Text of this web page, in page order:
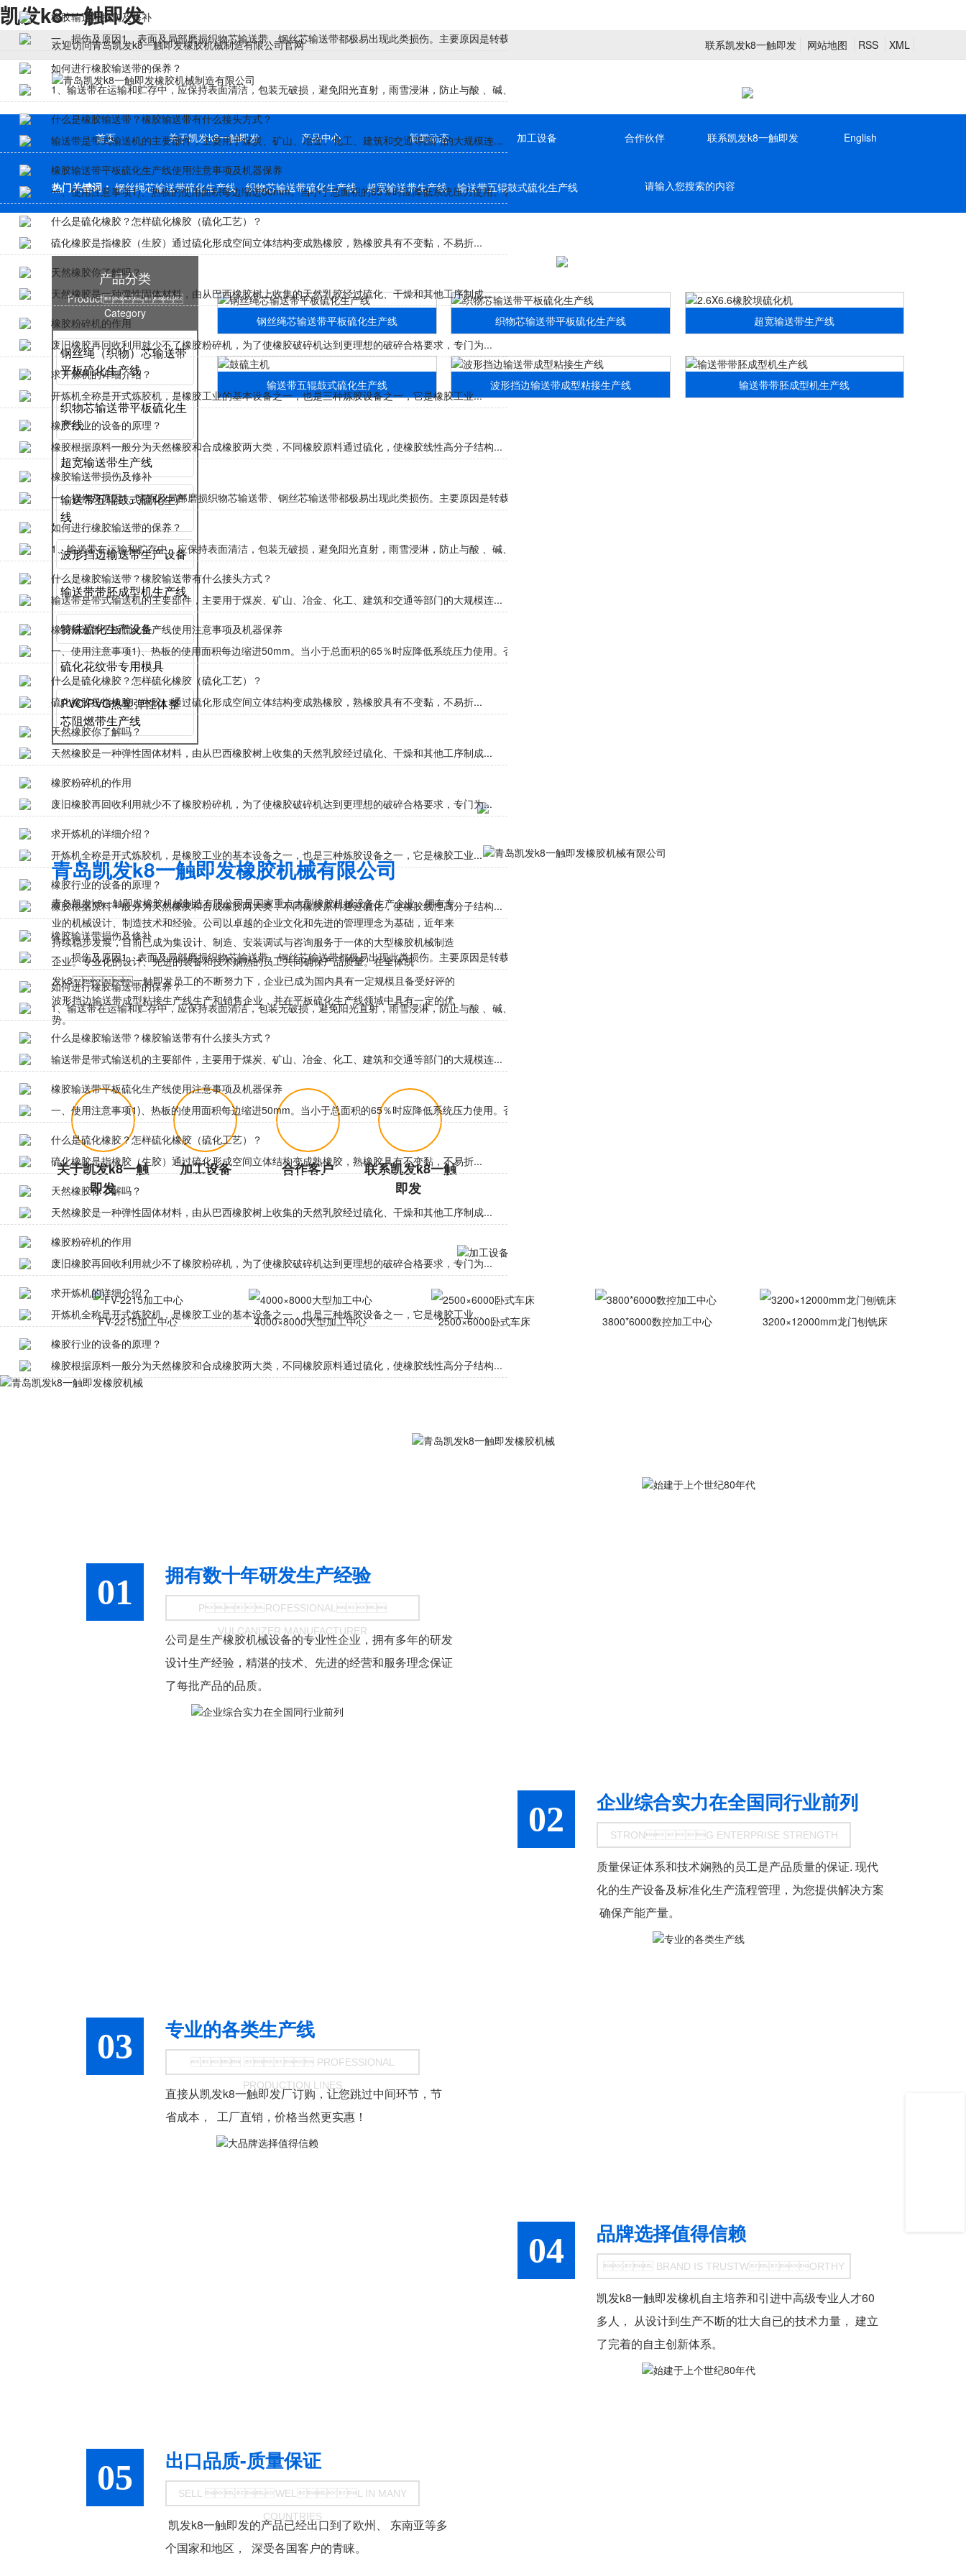
凯发k8一触即发
欢迎访问青岛凯发k8一触即发橡胶机械制造有限公司官网 联系凯发k8一触即发 网站地图 RSS XML
首页 关于凯发k8一触即发 产品中心 新闻动态 加工设备 合作伙伴 联系凯发k8一触即发 English
热门关键词：钢丝绳芯输送带硫化生产线 织物芯输送带硫化生产线 超宽输送带生产线 输送带五辊鼓式硫化生产线
产品分类
Product
Category
钢丝绳（织物）芯输送带
平板硫化生产线
织物芯输送带平板硫化生
产线
超宽输送带生产线
输送带五辊鼓式硫化生产
线
波形挡边输送带生产设备
输送带带胚成型机生产线
特殊硫化生产设备
硫化花纹带专用模具
PVC/PVG热塑弹性体整
芯阻燃带生产线
钢丝绳芯输送带平板硫化生产线 织物芯输送带平板硫化生产线 超宽输送带生产线
输送带五辊鼓式硫化生产线 波形挡边输送带成型粘接生产线 输送带带胚成型机生产线
青岛凯发k8一触即发橡胶机械有限公司
青岛凯发k8一触即发橡胶机械制造有限公司是国家重点大型橡胶机械设备生产企业，拥有专
业的机械设计、制造技术和经验。公司以卓越的企业文化和先进的管理理念为基础，近年来
持续稳步发展，目前已成为集设计、制造、安装调试与咨询服务于一体的大型橡胶机械制造
企业。专业化的设计、先进的装备和技术娴熟的员工共同确保产品质量。在全体凯
发k8一触即发员工的不断努力下，企业已成为国内具有一定规模且备受好评的
波形挡边输送带成型粘接生产线生产和销售企业，并在平板硫化生产线领域中具有一定的优
势。
More>>
关于凯发k8一触
即发
加工设备 合作客户
联系凯发k8一触
即发 
FV-2215加工中心  4000×8000大型加工中心   2500×6000卧式车床  3800*6000数控加工中心 3200×12000mm龙门刨铣床  
01 拥有数十年研发生产经验
PROFESSIONAL
VULCANIZER MANUFACTURER
公司是生产橡胶机械设备的专业性企业，拥有多年的研发
设计生产经验，精湛的技术、先进的经营和服务理念保证
了每批产品的品质。 
02 企业综合实力在全国同行业前列
STRONG ENTERPRISE STRENGTH
质量保证体系和技术娴熟的员工是产品质量的保证. 现代
化的生产设备及标准化生产流程管理，为您提供解决方案
 确保产能产量。
03 专业的各类生产线
  PROFESSIONAL
PRODUCTION LINES
直接从凯发k8一触即发厂订购，让您跳过中间环节，节
省成本，  工厂直销，价格当然更实惠！
04 品牌选择值得信赖
 BRAND IS TRUSTWORTHY
凯发k8一触即发橡机自主培养和引进中高级专业人才60
多人， 从设计到生产不断的壮大自已的技术力量， 建立
了完着的自主创新体系。
05 出口品质-质量保证
SELL WELL IN MANY
COUNTRIES
 凯发k8一触即发的产品已经出口到了欧州、 东南亚等多
个国家和地区，  深受各国客户的青睐。
橡胶输送带损伤及修补
一、损伤及原因1、表面及局部磨损织物芯输送带、钢丝芯输送带都极易出现此类损伤。主要原因是转载处、导料...
如何进行橡胶输送带的保养？
1、输送带在运输和贮存中，应保持表面清洁，包装无破损，避免阳光直射，雨雪浸淋，防止与酸 、碱、油类、...
什么是橡胶输送带？橡胶输送带有什么接头方式？
输送带是带式输送机的主要部件，主要用于煤炭、矿山、冶金、化工、建筑和交通等部门的大规模连...
橡胶输送带平板硫化生产线使用注意事项及机器保养
一、使用注意事项1)、热板的使用面积每边缩进50mm。当小于总面积的65％时应降低系统压力使用。否则...
什么是硫化橡胶？怎样硫化橡胶（硫化工艺）？
硫化橡胶是指橡胶（生胶）通过硫化形成空间立体结构变成熟橡胶，熟橡胶具有不变黏，不易折...
天然橡胶你了解吗？
天然橡胶是一种弹性固体材料，由从巴西橡胶树上收集的天然乳胶经过硫化、干燥和其他工序制成...
橡胶粉碎机的作用
废旧橡胶再回收利用就少不了橡胶粉碎机，为了使橡胶破碎机达到更理想的破碎合格要求，专门为...
求开炼机的详细介绍？
开炼机全称是开式炼胶机，是橡胶工业的基本设备之一，也是三种炼胶设备之一，它是橡胶工业...
橡胶行业的设备的原理？
橡胶根据原料一般分为天然橡胶和合成橡胶两大类，不同橡胶原料通过硫化，使橡胶线性高分子结构...
橡胶输送带损伤及修补
一、损伤及原因1、表面及局部磨损织物芯输送带、钢丝芯输送带都极易出现此类损伤。主要原因是转载处、导料...
如何进行橡胶输送带的保养？
1、输送带在运输和贮存中，应保持表面清洁，包装无破损，避免阳光直射，雨雪浸淋，防止与酸 、碱、油类、...
什么是橡胶输送带？橡胶输送带有什么接头方式？
输送带是带式输送机的主要部件，主要用于煤炭、矿山、冶金、化工、建筑和交通等部门的大规模连...
橡胶输送带平板硫化生产线使用注意事项及机器保养
一、使用注意事项1)、热板的使用面积每边缩进50mm。当小于总面积的65％时应降低系统压力使用。否则...
什么是硫化橡胶？怎样硫化橡胶（硫化工艺）？
硫化橡胶是指橡胶（生胶）通过硫化形成空间立体结构变成熟橡胶，熟橡胶具有不变黏，不易折...
天然橡胶你了解吗？
天然橡胶是一种弹性固体材料，由从巴西橡胶树上收集的天然乳胶经过硫化、干燥和其他工序制成...
橡胶粉碎机的作用
废旧橡胶再回收利用就少不了橡胶粉碎机，为了使橡胶破碎机达到更理想的破碎合格要求，专门为...
求开炼机的详细介绍？
开炼机全称是开式炼胶机，是橡胶工业的基本设备之一，也是三种炼胶设备之一，它是橡胶工业...
橡胶行业的设备的原理？
橡胶根据原料一般分为天然橡胶和合成橡胶两大类，不同橡胶原料通过硫化，使橡胶线性高分子结构...
橡胶输送带损伤及修补
一、损伤及原因1、表面及局部磨损织物芯输送带、钢丝芯输送带都极易出现此类损伤。主要原因是转载处、导料...
如何进行橡胶输送带的保养？
1、输送带在运输和贮存中，应保持表面清洁，包装无破损，避免阳光直射，雨雪浸淋，防止与酸 、碱、油类、...
什么是橡胶输送带？橡胶输送带有什么接头方式？
输送带是带式输送机的主要部件，主要用于煤炭、矿山、冶金、化工、建筑和交通等部门的大规模连...
橡胶输送带平板硫化生产线使用注意事项及机器保养
一、使用注意事项1)、热板的使用面积每边缩进50mm。当小于总面积的65％时应降低系统压力使用。否则...
什么是硫化橡胶？怎样硫化橡胶（硫化工艺）？
硫化橡胶是指橡胶（生胶）通过硫化形成空间立体结构变成熟橡胶，熟橡胶具有不变黏，不易折...
天然橡胶你了解吗？
天然橡胶是一种弹性固体材料，由从巴西橡胶树上收集的天然乳胶经过硫化、干燥和其他工序制成...
橡胶粉碎机的作用
废旧橡胶再回收利用就少不了橡胶粉碎机，为了使橡胶破碎机达到更理想的破碎合格要求，专门为...
求开炼机的详细介绍？
开炼机全称是开式炼胶机，是橡胶工业的基本设备之一，也是三种炼胶设备之一，它是橡胶工业...
橡胶行业的设备的原理？
橡胶根据原料一般分为天然橡胶和合成橡胶两大类，不同橡胶原料通过硫化，使橡胶线性高分子结构...